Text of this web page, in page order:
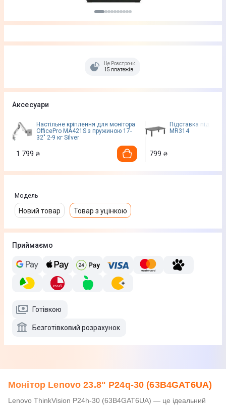
Це Розстрочка
15 платежів
Аксесуари
Настільне кріплення для монітора
OfficePro MA421S з пружиною 17-
32" 2-9 кг Silver
1 799 ₴
Підставка під
MR314
799 ₴
Модель
Новий товар Товар з уцінкою
Приймаємо
Готівкою
Безготівковий розрахунок
Монітор Lenovo 23.8" P24q-30 (63B4GAT6UA)
Lenovo ThinkVision P24h-30 (63B4GAT6UA) — це ідеальний